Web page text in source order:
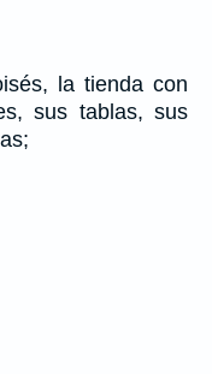
la tienda con
sus tablas, sus